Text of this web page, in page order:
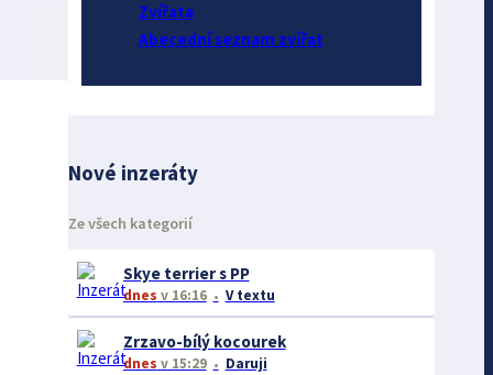
Zvířata
Abecední seznam zvířat
Nové inzeráty
Ze všech kategorií
Skye terrier s PP
dnes v 16:16 V textu
Zrzavo-bílý kocourek
dnes v 15:29 Daruji